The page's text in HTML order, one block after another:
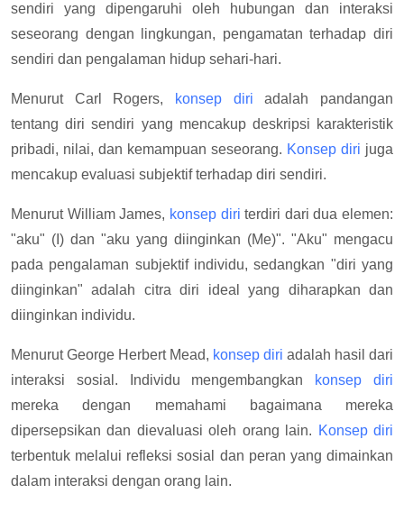
sendiri yang dipengaruhi oleh hubungan dan interaksi
seseorang dengan lingkungan, pengamatan terhadap diri
sendiri dan pengalaman hidup sehari-hari.
Menurut Carl Rogers, konsep diri adalah pandangan
tentang diri sendiri yang mencakup deskripsi karakteristik
pribadi, nilai, dan kemampuan seseorang. Konsep diri juga
mencakup evaluasi subjektif terhadap diri sendiri.
Menurut William James, konsep diri terdiri dari dua elemen:
"aku" (I) dan "aku yang diinginkan (Me)". "Aku" mengacu
pada pengalaman subjektif individu, sedangkan "diri yang
diinginkan" adalah citra diri ideal yang diharapkan dan
diinginkan individu.
Menurut George Herbert Mead, konsep diri adalah hasil dari
interaksi sosial. Individu mengembangkan
konsep diri
mereka dengan memahami bagaimana mereka
dipersepsikan dan dievaluasi oleh orang lain. Konsep diri
terbentuk melalui refleksi sosial dan peran yang dimainkan
dalam interaksi dengan orang lain.